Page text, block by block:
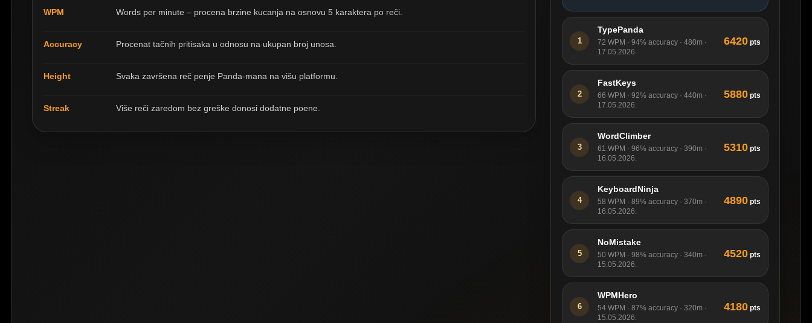
WPM Words per minute – procena brzine kucanja na osnovu 5 karaktera po reči.
Accuracy Procenat tačnih pritisaka u odnosu na ukupan broj unosa.
Height Svaka završena reč penje Panda-mana na višu platformu.
Streak Više reči zaredom bez greške donosi dodatne poene.
1
TypePanda
72 WPM · 94% accuracy · 480m ·
17.05.2026.
6420 pts
2
FastKeys
66 WPM · 92% accuracy · 440m ·
17.05.2026.
5880 pts
3
WordClimber
61 WPM · 96% accuracy · 390m ·
16.05.2026.
5310 pts
4
KeyboardNinja
58 WPM · 89% accuracy · 370m ·
16.05.2026.
4890 pts
5
NoMistake
50 WPM · 98% accuracy · 340m ·
15.05.2026.
4520 pts
6
WPMHero
54 WPM · 87% accuracy · 320m ·
15.05.2026.
4180 pts